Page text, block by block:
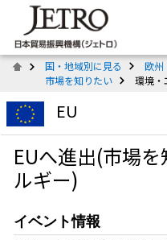
国・地域別に見る 欧州
市場を知りたい
環境・
EU
EUへ進出(市場
ルギー)
イベント情報